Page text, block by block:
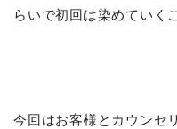
らいで初回は染めていく
今回はお客様とカウンセ